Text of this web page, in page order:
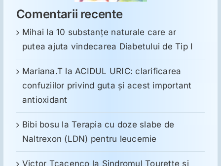
Comentarii recente
Mihai la10 substanţe naturale care ar
putea ajuta vindecarea Diabetului de Tip I
Mariana.T la ACIDUL URIC: clarificarea
confuziilor privind guta și acest important
antioxidant
Bibi bosu laTerapia cu doze slabe de
Naltrexon (LDN) pentru leucemie
Victor Tcacenco la Sindromul Tourette şi